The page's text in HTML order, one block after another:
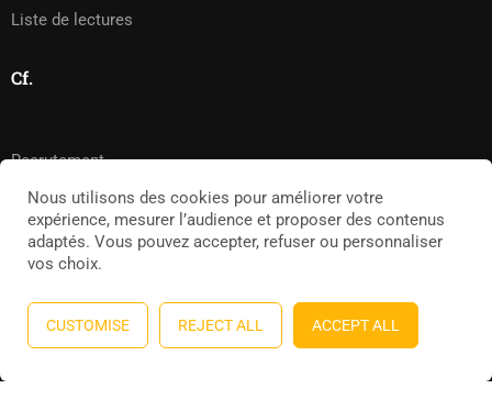
Liste de lectures
Cf.
Recrutement
Presse
Mentions légales
Politique de cookies
Nous utilisons des cookies pour améliorer votre
expérience, mesurer l’audience et proposer des contenus
adaptés. Vous pouvez accepter, refuser ou personnaliser
vos choix.
CUSTOMISE REJECT ALL ACCEPT ALL